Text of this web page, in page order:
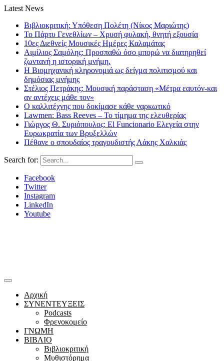
Latest News
Βιβλιοκριτική: Υπόθεση Πολέτη (Νίκος Μαριώτης)
Το Πάρτυ Γενεθλίων – Χρυσή φυλακή, θνητή εξουσία
10ες Διεθνείς Μουσικές Ημέρες Καλαμάτας
Αιμίλιος Σαμόλης: Προσπαθώ όσο μπορώ να διατηρηθεί
ζωντανή η ιστορική μνήμη.
Η Βιομηχανική κληρονομιά ως δείγμα πολιτισμού και
δημόσιας μνήμης
Στέλιος Πετράκης: Μουσική παράσταση «Μέτρα εαυτόν-και
αν αντέχεις μάθε τον»
Ο καλλιτέχνης που δοκίμασε κάθε ναρκωτικό
Lawmen: Bass Reeves – Το τίμημα της ελευθερίας
Γιώργος Θ. Συριόπουλος: El Funcionario Ελεγεία στην
Ευρωκρατία των Βρυξελλών
Πέθανε ο σπουδαίος τραγουδιστής Λάκης Χαλκιάς
Search for:
Facebook
Twitter
Instagram
LinkedIn
Youtube
Αρχική
ΣΥΝΕΝΤΕΥΞΕΙΣ
Podcasts
Φρενοκομείο
ΓΝΩΜΗ
ΒΙΒΛΙΟ
Βιβλιοκριτική
Μυθιστόρημα